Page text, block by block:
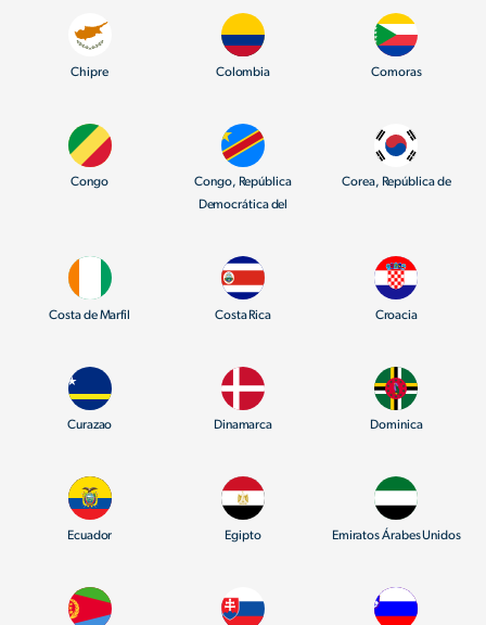
Chipre Colombia Comoras
Congo
Congo, República
Democrática del
Corea, República de
Costa de Marfil Costa Rica Croacia
Curazao Dinamarca Dominica
Ecuador Egipto Emiratos Árabes Unidos